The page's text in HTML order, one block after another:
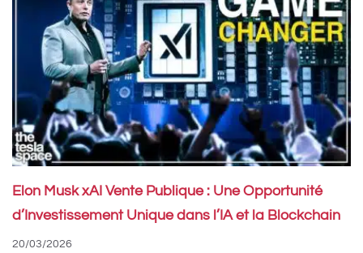
Elon Musk xAI Vente Publique : Une Opportunité
d’Investissement Unique dans l’IA et la Blockchain
20/03/2026